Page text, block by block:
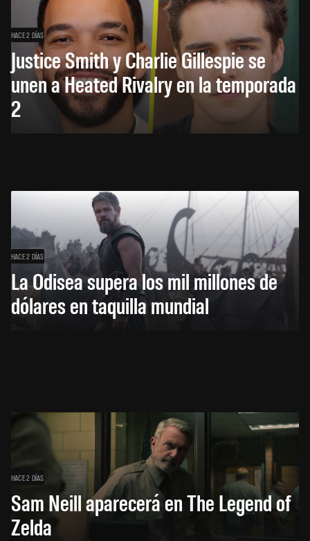
HACE 2 DÍAS
Justice Smith y Charlie Gillespie se
unen a Heated Rivalry en la temporada
2
HACE 2 DÍAS
La Odisea supera los mil millones de
dólares en taquilla mundial
HACE 2 DÍAS
Sam Neill aparecerá en The Legend of
Zelda